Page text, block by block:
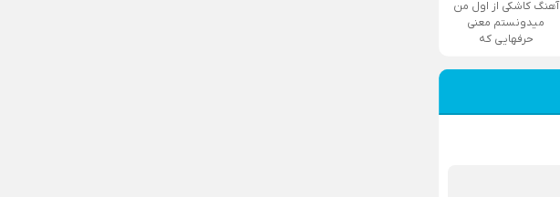
آهنگ کاشکی از اول من
میدونستم معنی
حرفهایی که